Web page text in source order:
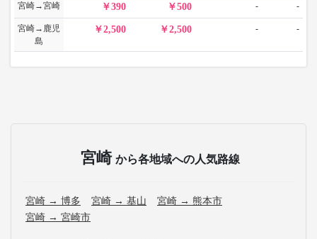
宮崎→宮崎 390 500 - -
宮崎→鹿児
島
2,500 2,500 - -
宮崎 から各地域への人気路線
宮崎 → 博多 宮崎 → 基山
宮崎 → 熊本市
宮崎 → 宮崎市